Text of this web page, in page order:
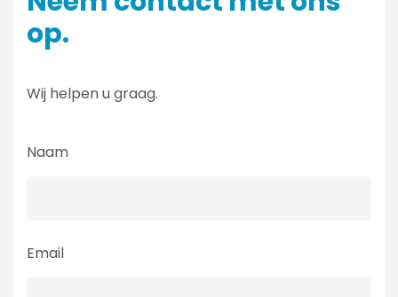
op.
Wij helpen u graag.
Naam
Email